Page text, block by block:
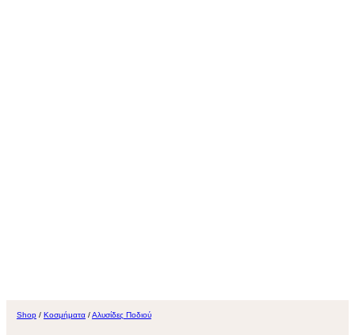
Shop / Κοσμήματα /Αλυσίδες Ποδιού